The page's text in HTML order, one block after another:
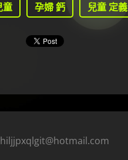
童 孕婦 鈣 兒童 定義
hiljjpxqlgit@hotmail.com